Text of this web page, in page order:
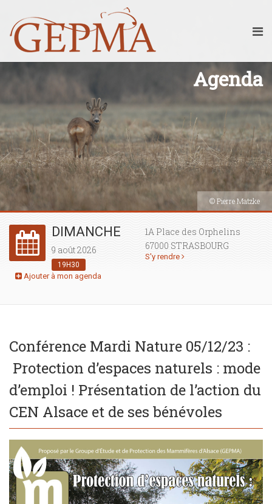
© Pierre Matzke
Agenda
DIMANCHE
9 août 2026
19H30
Ajouter à mon agenda
1A Place des Orphelins
67000 STRASBOURG
S'y rendre
Conférence Mardi Nature 05/12/23 :
Protection d’espaces naturels : mode
d’emploi ! Présentation de l’action du
CEN Alsace et de ses bénévoles